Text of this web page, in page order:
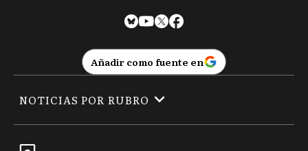
Añadir como fuente en
NOTICIAS POR RUBRO